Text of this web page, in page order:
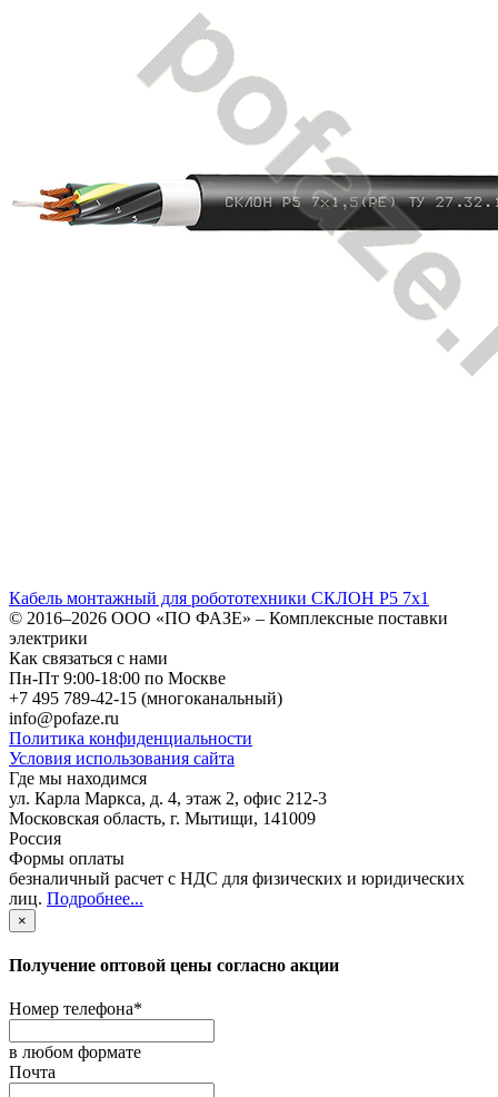
Кабель монтажный для робототехники СКЛОН Р5 7х1
© 2016–2026 ООО «ПО ФАЗЕ» – Комплексные поставки
электрики
Как связаться с нами
Пн-Пт 9:00-18:00 по Москве
+7 495 789-42-15 (многоканальный)
info@pofaze.ru
Политика конфиденциальности
Условия использования сайта
Где мы находимся
ул. Карла Маркса, д. 4, этаж 2, офис 212-3
Московская область, г. Мытищи, 141009
Россия
Формы оплаты
безналичный расчет с НДС для физических и юридических
лиц. Подробнее...
×
Получение оптовой цены согласно акции
Номер телефона*
в любом формате
Почта